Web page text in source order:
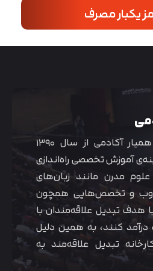
یکبار مصرف
موسسه‌ی آموزشی همیار آکادمی از سال ۱۳۹۰
آموزش تخصصی راه‌اندازی
مدرن مانند زبان‌های
وب و تخصص‌هایی همچون
هدف تبدیل علاقه‌مندان با
کنند، به همین دلیل
تبدیل علاقه‌مند به